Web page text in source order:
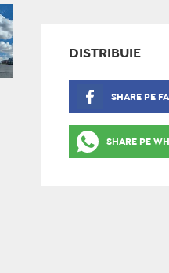
DISTRIBUIE
SHARE PE
SHARE PE